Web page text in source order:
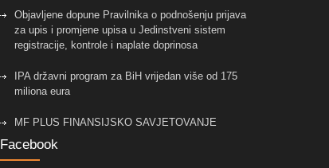
Objavljene dopune Pravilnika o podnošenju prijava
za upis i promjene upisa u Jedinstveni sistem
registracije, kontrole i naplate doprinosa
IPA državni program za BiH vrijedan više od 175
miliona eura
MF PLUS FINANSIJSKO SAVJETOVANJE
Facebook